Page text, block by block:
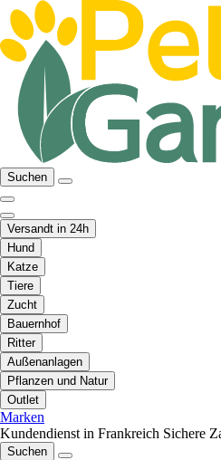
Suchen
Versandt in 24h
Hund
Katze
Tiere
Zucht
Bauernhof
Ritter
Außenanlagen
Pflanzen und Natur
Outlet
Marken
Kundendienst in Frankreich Sichere
Suchen